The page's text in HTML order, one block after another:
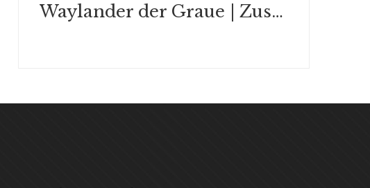
Waylander der Graue | Zusammenfassung